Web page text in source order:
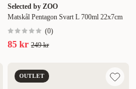
Selected by ZOO
Matskål Pentagon Svart L 700ml 22x7cm
(0)
85 kr 249 kr
OUTLET